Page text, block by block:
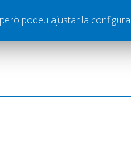
podeu ajustar la